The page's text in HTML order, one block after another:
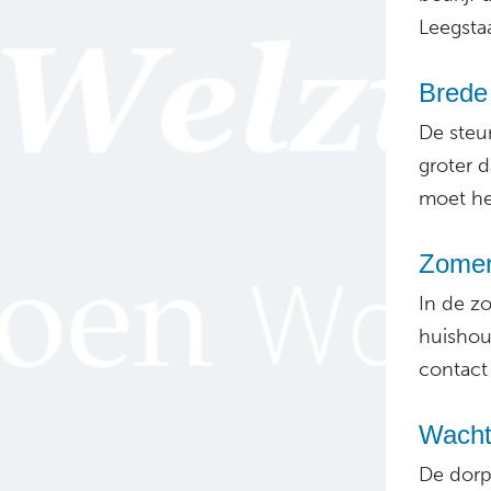
De
groter
moet
In de
De